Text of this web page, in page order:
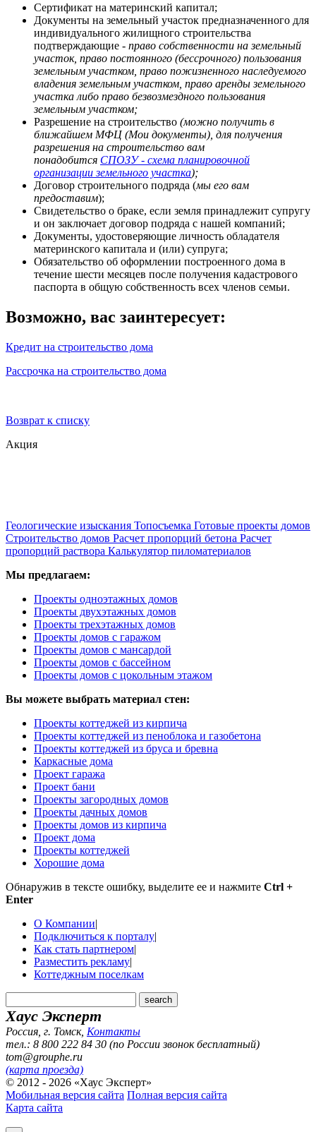
Сертификат на материнский капитал;
Документы на земельный участок предназначенного для
индивидуального жилищного строительства
подтверждающие - право собственности на земельный
участок, право постоянного (бессрочного) пользования
земельным участком, право пожизненного наследуемого
владения земельным участком, право аренды земельного
участка либо право безвозмездного пользования
земельным участком;
Разрешение на строительство (можно получить в
ближайшем МФЦ (Мои документы), для получения
разрешения на строительство вам
понадобится СПОЗУ - схема планировочной
организации земельного участка);
Договор строительного подряда (мы его вам
предоставим);
Свидетельство о браке, если земля принадлежит супругу
и он заключает договор подряда с нашей компаний;
Документы, удостоверяющие личность обладателя
материнского капитала и (или) супруга;
Обязательство об оформлении построенного дома в
течение шести месяцев после получения кадастрового
паспорта в общую собственность всех членов семьи.
Возможно, вас заинтересует:
Кредит на строительство дома
Рассрочка на строительство дома
Возврат к списку
Акция
Геологические изыскания Топосъемка Готовые проекты домов
Строительство домов Расчет пропорций бетона Расчет
пропорций раствора Калькулятор пиломатериалов
Мы предлагаем:
Проекты одноэтажных домов
Проекты двухэтажных домов
Проекты трехэтажных домов
Проекты домов с гаражом
Проекты домов с мансардой
Проекты домов с бассейном
Проекты домов с цокольным этажом
Вы можете выбрать материал стен:
Проекты коттеджей из кирпича
Проекты коттеджей из пеноблока и газобетона
Проекты коттеджей из бруса и бревна
Каркасные дома
Проект гаража
Проект бани
Проекты загородных домов
Проекты дачных домов
Проекты домов из кирпича
Проект дома
Проекты коттеджей
Хорошие дома
Обнаружив в тексте ошибку, выделите ее и нажмите Ctrl +
Enter
О Компании|
Подключиться к порталу|
Как стать партнером|
Разместить рекламу|
Коттеджным поселкам
Хаус Эксперт
Россия, г. Томск, Контакты
тел.: 8 800 222 84 30 (по России звонок бесплатный)
tom@grouphe.ru
(карта проезда)
© 2012 - 2026 «Хаус Эксперт»
Мобильная версия сайта Полная версия сайта
Карта сайта